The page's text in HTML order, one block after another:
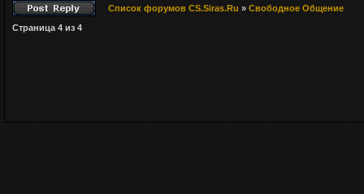
Список форумов CS.Siras.Ru » Свободное Общение
Страница 4 из 4